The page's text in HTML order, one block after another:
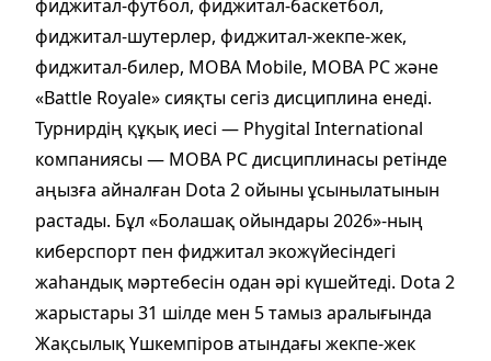
фиджитал-футбол, фиджитал-баскетбол,
фиджитал-шутерлер, фиджитал-жекпе-жек,
фиджитал-билер, MOBA Mobile, MOBA PC және
«Battle Royale» сияқты сегіз дисциплина енеді.
Турнирдің құқық иесі — Phygital International
компаниясы — MOBA PC дисциплинасы ретінде
аңызға айналған Dota 2 ойыны ұсынылатынын
растады. Бұл «Болашақ ойындары 2026»-ның
киберспорт пен фиджитал экожүйесіндегі
жаһандық мәртебесін одан әрі күшейтеді. Dota 2
жарыстары 31 шілде мен 5 тамыз аралығында
Жақсылық Үшкемпіров атындағы жекпе-жек